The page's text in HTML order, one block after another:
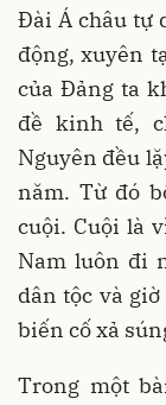
Đài Á châu tự
động, xuyên
của Đảng ta
đề kinh tế,
Nguyên đều
năm. Từ đó
cuội. Cuội là
Nam luôn đi
dân tộc và
biến cố xả
Trong một